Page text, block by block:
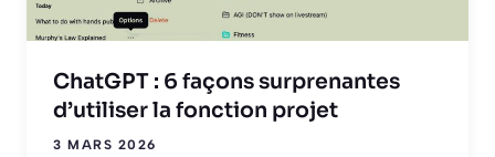
ChatGPT : 6 façons surprenantes
d’utiliser la fonction projet
3 MARS 2026